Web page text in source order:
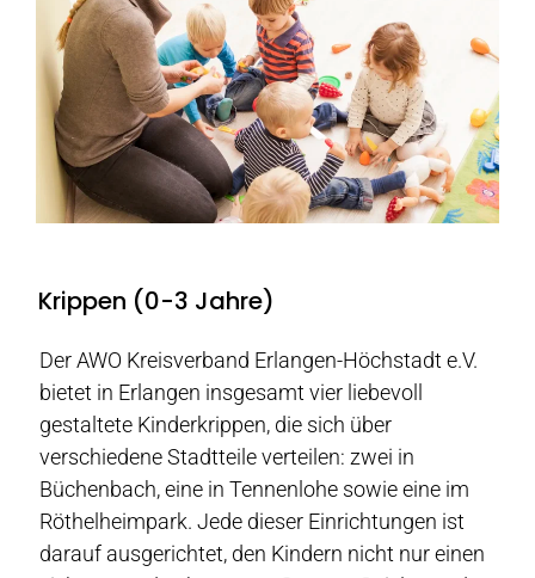
Krippen (0-3 Jahre)
Der AWO Kreisverband Erlangen-Höchstadt e.V.
bietet in Erlangen insgesamt vier liebevoll
gestaltete Kinderkrippen, die sich über
verschiedene Stadtteile verteilen: zwei in
Büchenbach, eine in Tennenlohe sowie eine im
Röthelheimpark. Jede dieser Einrichtungen ist
darauf ausgerichtet, den Kindern nicht nur einen